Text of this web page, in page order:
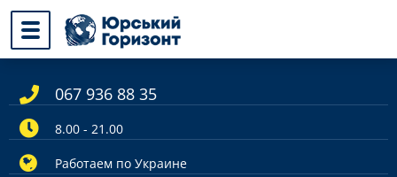
067 936 88 35
8.00 - 21.00
Работаем по Украине